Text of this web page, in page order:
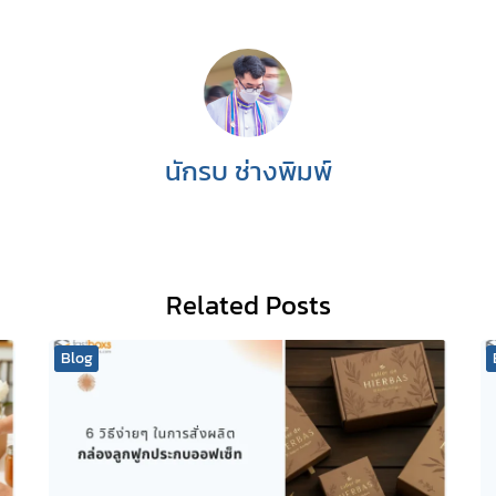
นักรบ ช่างพิมพ์
Related Posts
Blog